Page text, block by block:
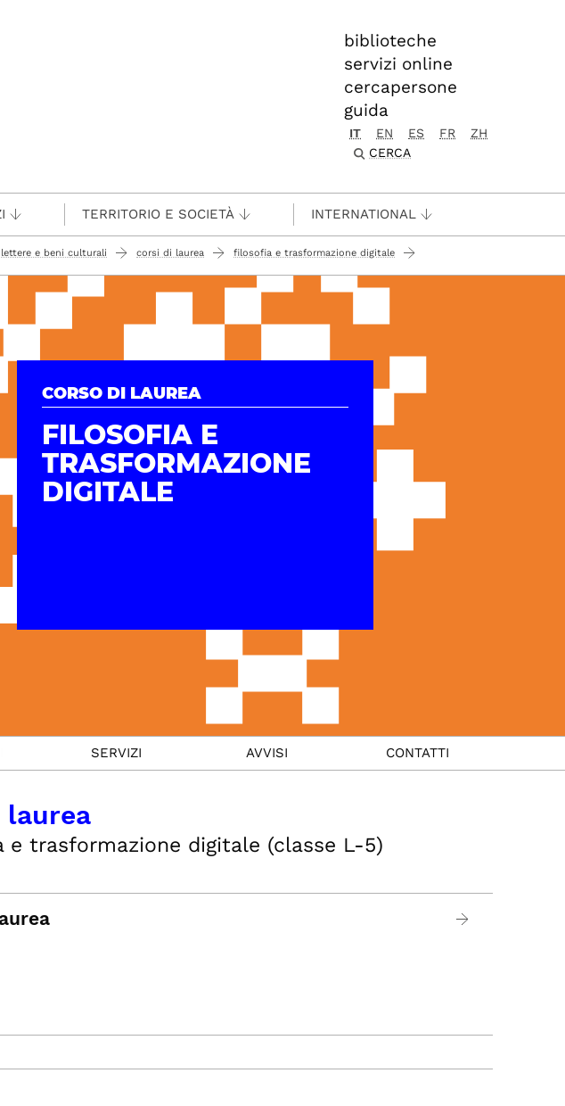
biblioteche
servizi online
cercapersone
guida
IT EN ES FR
ZH
CERCA
TERRITORIO E SOCIETÀ INTERNATIONAL
lettere e beni culturali corsi di laurea filosofia e trasformazione digitale
CORSO DI LAUREA
FILOSOFIA E
TRASFORMAZIONE
DIGITALE
SERVIZI AVVISI CONTATTI
laurea
trasformazione digitale (classe L-5)